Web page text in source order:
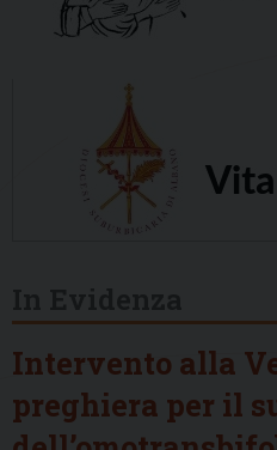
Intervento alla
preghiera per il